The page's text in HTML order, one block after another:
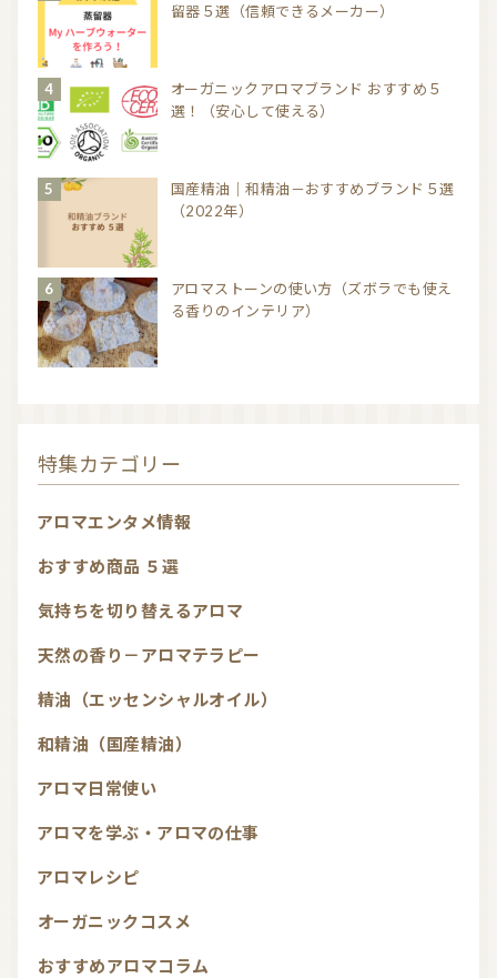
留器５選（信頼できるメーカー）
オーガニックアロマブランド おすすめ５
選！（安心して使える）
国産精油｜和精油－おすすめブランド５選
（2022年）
アロマストーンの使い方（ズボラでも使え
る香りのインテリア）
特集カテゴリー
アロマエンタメ情報
おすすめ商品 ５選
気持ちを切り替えるアロマ
天然の香り－アロマテラピー
精油（エッセンシャルオイル）
和精油（国産精油）
アロマ日常使い
アロマを学ぶ・アロマの仕事
アロマレシピ
オーガニックコスメ
おすすめアロマコラム